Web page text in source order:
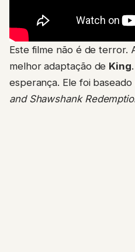
Este filme não é de terror.
melhor adaptação de King
esperança. Ele foi
and Shawshank